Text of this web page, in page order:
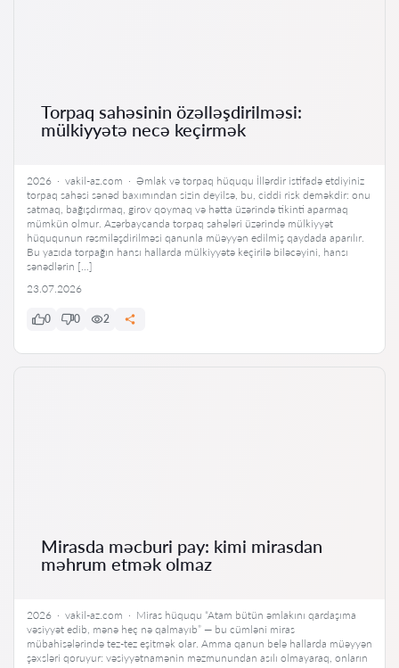
Torpaq sahəsinin özəlləşdirilməsi:
mülkiyyətə necə keçirmək
2026 · vakil-az.com · Əmlak və torpaq hüququ İllərdir istifadə etdiyiniz
torpaq sahəsi sənəd baxımından sizin deyilsə, bu, ciddi risk deməkdir: onu
satmaq, bağışdırmaq, girov qoymaq və hətta üzərində tikinti aparmaq
mümkün olmur. Azərbaycanda torpaq sahələri üzərində mülkiyyət
hüququnun rəsmiləşdirilməsi qanunla müəyyən edilmiş qaydada aparılır.
Bu yazıda torpağın hansı hallarda mülkiyyətə keçirilə biləcəyini, hansı
sənədlərin […]
23.07.2026
0 0 2
Mirasda məcburi pay: kimi mirasdan
məhrum etmək olmaz
2026 · vakil-az.com · Miras hüququ “Atam bütün əmlakını qardaşıma
vəsiyyət edib, mənə heç nə qalmayıb” — bu cümləni miras
mübahisələrində tez-tez eşitmək olar. Amma qanun belə hallarda müəyyən
şəxsləri qoruyur: vəsiyyətnamənin məzmunundan asılı olmayaraq, onların